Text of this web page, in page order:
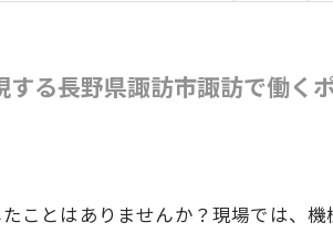
る長野県諏訪市諏訪で働く
ことはありませんか？現場では、